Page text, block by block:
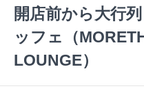
開店前から大行
ッフェ（
LOUNGE）